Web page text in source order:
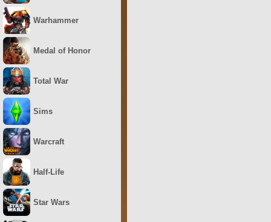
Warhammer
Medal of Honor
Total War
Sims
Warcraft
Half-Life
Star Wars